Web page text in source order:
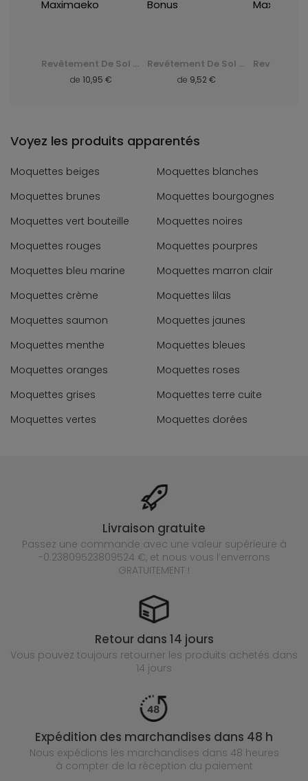
Revêtement De Sol En Pvc Pour Maison 562-04 Maximaeko Revêtement De Sol En Pvc Pour Maison 482-02 Bonus
de de
Voyez les produits apparentés
Moquettes beiges
Moquettes blanches
Moquettes brunes
Moquettes bourgognes
Moquettes vert bouteille
Moquettes noires
Moquettes rouges
Moquettes pourpres
Moquettes bleu marine
Moquettes marron clair
Moquettes crème
Moquettes lilas
Moquettes saumon
Moquettes jaunes
Moquettes menthe
Moquettes bleues
Moquettes oranges
Moquettes roses
Moquettes grises
Moquettes terre cuite
Moquettes vertes
Moquettes dorées
Livraison gratuite
Passez une commande avec une valeur supérieure à
-0.23809523809524 €, et nous vous l’enverrons
GRATUITEMENT !
Retour dans 14 jours
Vous pouvez toujours retourner les produits achetés dans
14 jours
Expédition des marchandises dans 48 h
Nous expédions les marchandises dans 48 heures
à compter de la réception du paiement